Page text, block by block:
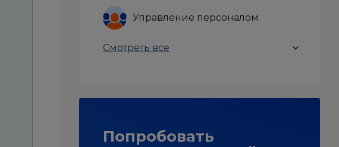
Управление персоналом
Смотреть все
Попробовать